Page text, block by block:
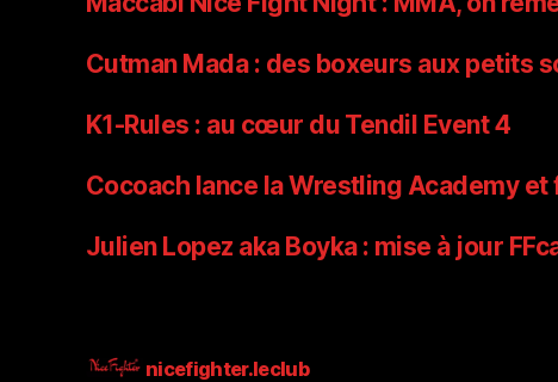
Cutman Mada : des boxeurs aux petits
K1-Rules : au cœur du Tendil Event 4
Cocoach lance la Wrestling Academy
Julien Lopez aka Boyka : mise à jour
nicefighter.leclub